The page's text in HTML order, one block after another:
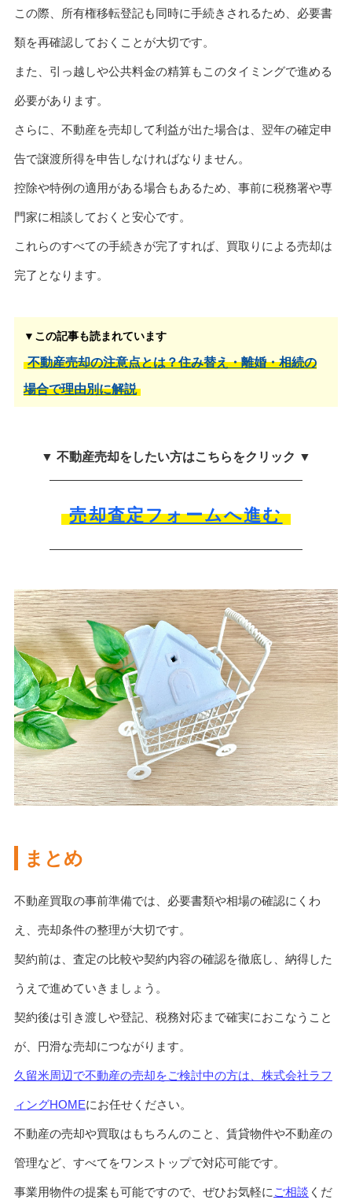
この際、所有権移転登記も同時に手続きされるため、必要書
類を再確認しておくことが大切です。
また、引っ越しや公共料金の精算もこのタイミングで進める
必要があります。
さらに、不動産を売却して利益が出た場合は、翌年の確定申
告で譲渡所得を申告しなければなりません。
控除や特例の適用がある場合もあるため、事前に税務署や専
門家に相談しておくと安心です。
これらのすべての手続きが完了すれば、買取りによる売却は
完了となります。
▼この記事も読まれています
不動産売却の注意点とは？住み替え・離婚・相続の
場合で理由別に解説
▼ 不動産売却をしたい方はこちらをクリック ▼
売却査定フォームへ進む
まとめ
不動産買取の事前準備では、必要書類や相場の確認にくわ
え、売却条件の整理が大切です。
契約前は、査定の比較や契約内容の確認を徹底し、納得した
うえで進めていきましょう。
契約後は引き渡しや登記、税務対応まで確実におこなうこと
が、円滑な売却につながります。
久留米周辺で不動産の売却をご検討中の方は、株式会社ラフ
ィングHOMEにお任せください。
不動産の売却や買取はもちろんのこと、賃貸物件や不動産の
管理など、すべてをワンストップで対応可能です。
事業用物件の提案も可能ですので、ぜひお気軽に ご相談 くだ